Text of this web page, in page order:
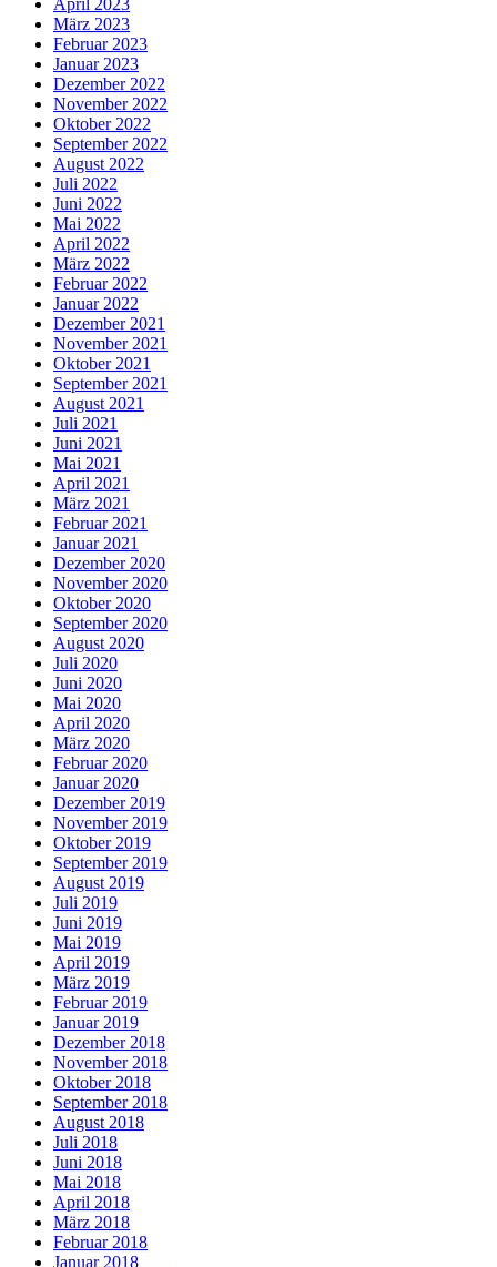
April 2023
März 2023
Februar 2023
Januar 2023
Dezember 2022
November 2022
Oktober 2022
September 2022
August 2022
Juli 2022
Juni 2022
Mai 2022
April 2022
März 2022
Februar 2022
Januar 2022
Dezember 2021
November 2021
Oktober 2021
September 2021
August 2021
Juli 2021
Juni 2021
Mai 2021
April 2021
März 2021
Februar 2021
Januar 2021
Dezember 2020
November 2020
Oktober 2020
September 2020
August 2020
Juli 2020
Juni 2020
Mai 2020
April 2020
März 2020
Februar 2020
Januar 2020
Dezember 2019
November 2019
Oktober 2019
September 2019
August 2019
Juli 2019
Juni 2019
Mai 2019
April 2019
März 2019
Februar 2019
Januar 2019
Dezember 2018
November 2018
Oktober 2018
September 2018
August 2018
Juli 2018
Juni 2018
Mai 2018
April 2018
März 2018
Februar 2018
Januar 2018